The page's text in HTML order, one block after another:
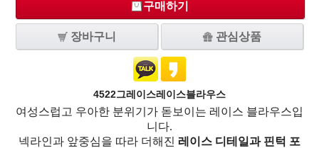
구매하기
장바구니 관심상품
4522그레이스레이스블라우스
여성스럽고 우아한 분위기가 돋보이는 레이스 블라우스입
니다.
넥라인과 앞중심을 따라 더해진 레이스 디테일과 핀턱 포